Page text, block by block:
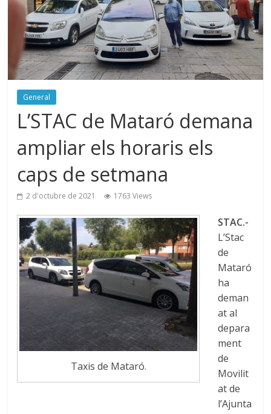
General
L’STAC de Mataró demana
ampliar els horaris els
caps de setmana
2 d'octubre de 2021 1763 Views
Taxis de Mataró.
STAC.-
L’Stac
de
Mataró
ha
deman
at al
depara
ment
de
Movilit
at de
l’Ajunta